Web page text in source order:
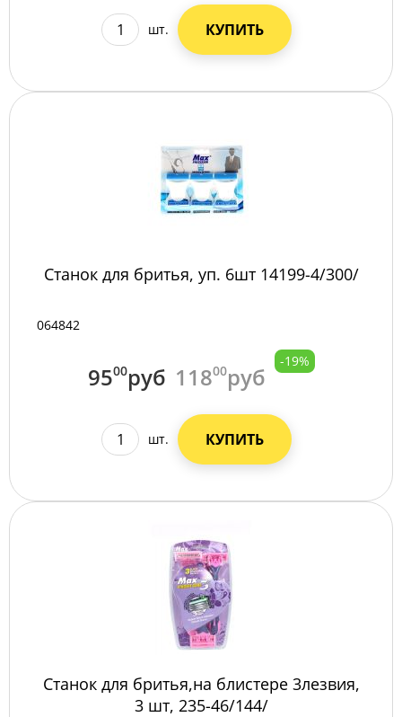
шт. КУПИТЬ
Станок для бритья, уп. 6шт 14199-4/300/
064842
9500руб 11800руб
-19%
шт. КУПИТЬ
Станок для бритья,на блистере 3лезвия,
3 шт, 235-46/144/